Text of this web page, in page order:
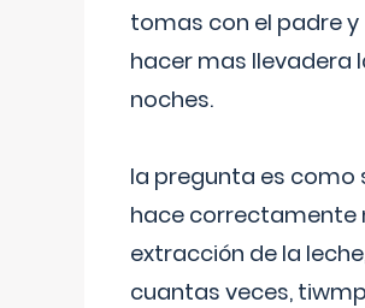
tomas con el padre y
hacer mas llevadera
noches.
la pregunta es como
hace correctamente
extracción de la
cuantas veces,